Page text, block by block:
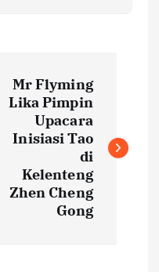
Mr Flyming
Lika Pimpin
Upacara
Inisiasi Tao
di
Kelenteng
Zhen Cheng
Gong